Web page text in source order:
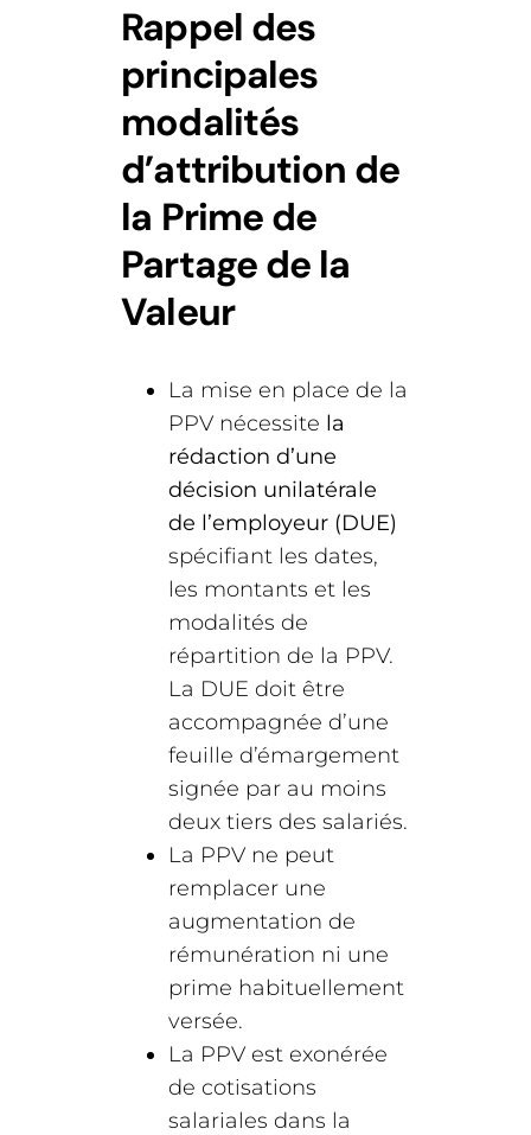
Rappel des
principales
modalités
d’attribution de
la Prime de
Partage de la
Valeur
La mise en place de la
PPV nécessite la
rédaction d’une
décision unilatérale
de l’employeur (DUE)
spécifiant les dates,
les montants et les
modalités de
répartition de la PPV.
La DUE doit être
accompagnée d’une
feuille d’émargement
signée par au moins
deux tiers des salariés.
La PPV ne peut
remplacer une
augmentation de
rémunération ni une
prime habituellement
versée.
La PPV est exonérée
de cotisations
salariales dans la